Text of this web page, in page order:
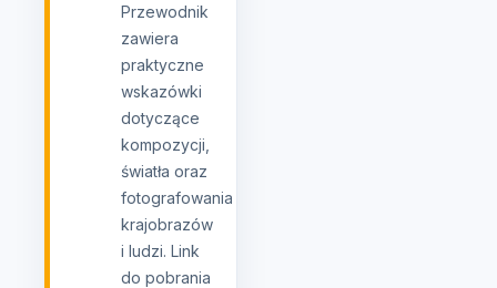
Przewodnik
zawiera
praktyczne
wskazówki
dotyczące
kompozycji,
światła oraz
fotografowania
krajobrazów
i ludzi. Link
do pobrania